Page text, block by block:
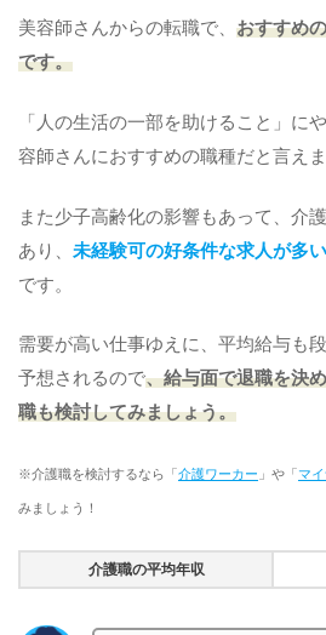
美容師さんからの転職で、 おすすめ
です。
「人の生活の一部を助けること」に
容師さんにおすすめの職種だと言えま
また少子高齢化の影響もあって、介
あり、 未経験可の好条件な求人が多
です。
需要が高い仕事ゆえに、平均給与も
予想されるので、給与面で退職を決
職も検討してみましょう。
※介護職を検討するなら「 介護ワーカー 」や「 マ
みましょう！
介護職の平均年収